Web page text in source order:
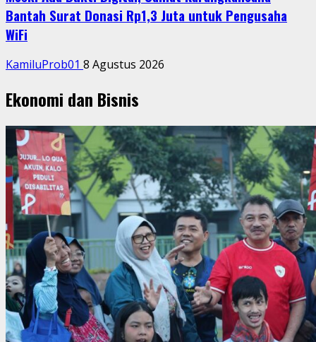
Bantah Surat Donasi Rp1,3 Juta untuk Pengusaha
WiFi
KamiluProb01 8 Agustus 2026
Ekonomi dan Bisnis